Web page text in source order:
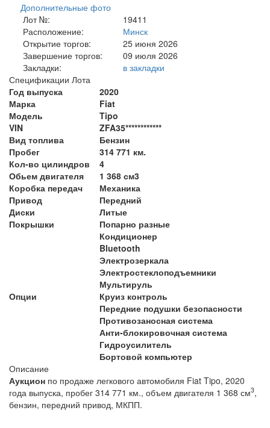
Дополнительные фото
Лот №:
19411
Расположение:
Минск
Открытие торгов:
25 июня 2026
Завершение торгов:
09 июля 2026
Закладки:
в закладки
Спецификации Лота
Год выпуска
2020
Марка
Fiat
Модель
Tipo
VIN
ZFA35************
Вид топлива
Бензин
Пробег
314 771 км.
Кол-во цилиндров
4
Обьем двигателя
1 368 см3
Коробка передач
Механика
Привод
Передний
Диски
Литые
Покрышки
Попарно разные
Опции
Кондиционер
Bluetooth
Электрозеркала
Электростеклоподъемники
Мультируль
Круиз контроль
Передние подушки безопасности
Противозаносная система
Анти-блокировочная система
Гидроусилитель
Бортовой компьютер
Описание
Аукцион по продаже легкового автомобиля Fiat Tipo, 2020
года выпуска, пробег 314 771 км., объем двигателя 1 368 см3,
бензин, передний привод, МКПП.